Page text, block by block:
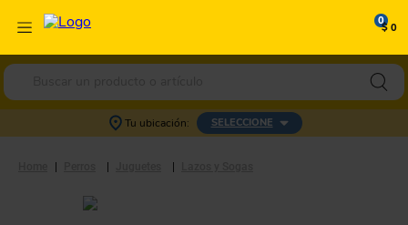
0$ 0
Buscar un producto o artículo
Tu ubicación: SELECCIONE